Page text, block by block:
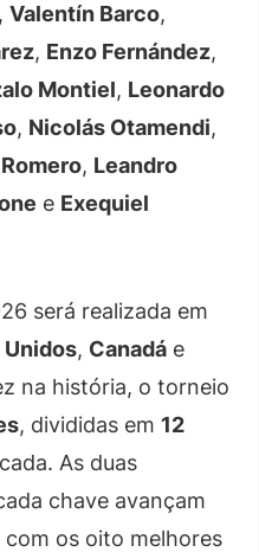
, Valentín Barco,
, Enzo Fernández,
Montiel, Leonardo
, Nicolás Otamendi,
, Leandro
e Exequiel
será realizada em
Unidos, Canadá e
na história, o torneio
, divididas em 12
As duas
chave avançam
os oito melhores